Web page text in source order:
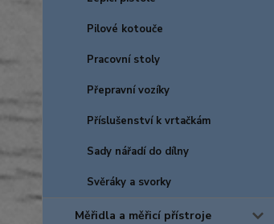
Pilové kotouče
Pracovní stoly
Přepravní vozíky
Příslušenství k vrtačkám
Sady nářadí do dílny
Svěráky a svorky
Měřidla a měřicí přístroje